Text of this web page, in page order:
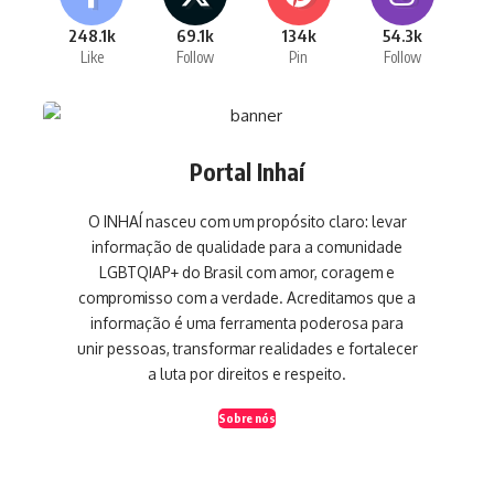
248.1k
Like
69.1k
Follow
134k
Pin
54.3k
Follow
Portal Inhaí
O INHAÍ nasceu com um propósito claro: levar
informação de qualidade para a comunidade
LGBTQIAP+ do Brasil com amor, coragem e
compromisso com a verdade. Acreditamos que a
informação é uma ferramenta poderosa para
unir pessoas, transformar realidades e fortalecer
a luta por direitos e respeito.
Sobre nós